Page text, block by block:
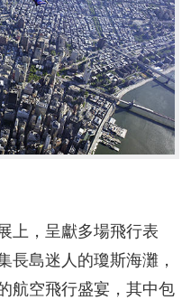
上，呈獻多場飛行表
長島迷人的瓊斯海灘，
航空飛行盛宴，其中包